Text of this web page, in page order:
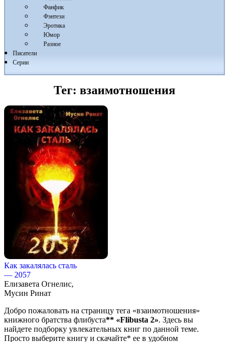
Фанфик
Фэнтези
Эротика
Юмор
Разное
Писатели
Серии
Тег: взаимотношения
Как закалялась сталь
— 2057
Елизавета Огнелис,
Мусин Ринат
Добро пожаловать на страницу тега «взаимотношения»
книжного братства флибуста** «Flibusta 2». Здесь вы
найдете подборку увлекательных книг по данной теме.
Просто выберите книгу и скачайте* ее в удобном